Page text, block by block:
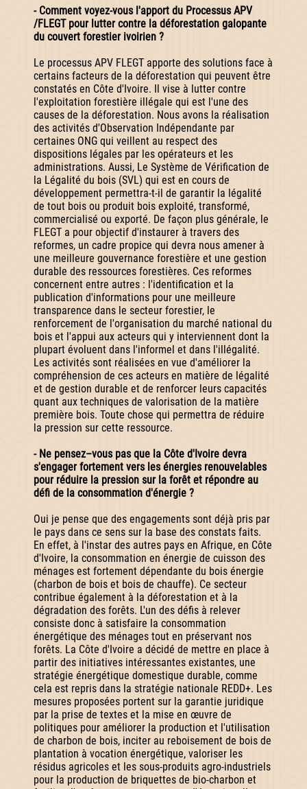
- Comment voyez-vous l'apport du Processus APV
/FLEGT pour lutter contre la déforestation galopante
du couvert forestier ivoirien ?
Le processus APV FLEGT apporte des solutions face à
certains facteurs de la déforestation qui peuvent être
constatés en Côte d'Ivoire. Il vise à lutter contre
l'exploitation forestière illégale qui est l'une des
causes de la déforestation. Nous avons la réalisation
des activités d'Observation Indépendante par
certaines ONG qui veillent au respect des
dispositions légales par les opérateurs et les
administrations. Aussi, Le Système de Vérification de
la Légalité du bois (SVL) qui est en cours de
développement permettra-t-il de garantir la légalité
de tout bois ou produit bois exploité, transformé,
commercialisé ou exporté. De façon plus générale, le
FLEGT a pour objectif d'instaurer à travers des
reformes, un cadre propice qui devra nous amener à
une meilleure gouvernance forestière et une gestion
durable des ressources forestières. Ces reformes
concernent entre autres : l'identification et la
publication d'informations pour une meilleure
transparence dans le secteur forestier, le
renforcement de l'organisation du marché national du
bois et l'appui aux acteurs qui y interviennent dont la
plupart évoluent dans l'informel et dans l'illégalité.
Les activités sont réalisées en vue d'améliorer la
compréhension de ces acteurs en matière de légalité
et de gestion durable et de renforcer leurs capacités
quant aux techniques de valorisation de la matière
première bois. Toute chose qui permettra de réduire
la pression sur cette ressource.
- Ne pensez–vous pas que la Côte d'Ivoire devra
s'engager fortement vers les énergies renouvelables
pour réduire la pression sur la forêt et répondre au
défi de la consommation d'énergie ?
Oui je pense que des engagements sont déjà pris par
le pays dans ce sens sur la base des constats faits.
En effet, à l'instar des autres pays en Afrique, en Côte
d'Ivoire, la consommation en énergie de cuisson des
ménages est fortement dépendante du bois énergie
(charbon de bois et bois de chauffe). Ce secteur
contribue également à la déforestation et à la
dégradation des forêts. L'un des défis à relever
consiste donc à satisfaire la consommation
énergétique des ménages tout en préservant nos
forêts. La Côte d'Ivoire a décidé de mettre en place à
partir des initiatives intéressantes existantes, une
stratégie énergétique domestique durable, comme
cela est repris dans la stratégie nationale REDD+. Les
mesures proposées portent sur la garantie juridique
par la prise de textes et la mise en œuvre de
politiques pour améliorer la production et l'utilisation
de charbon de bois, inciter au reboisement de bois de
plantation à vocation énergétique, valoriser les
résidus agricoles et les sous-produits agro-industriels
pour la production de briquettes de bio-charbon et